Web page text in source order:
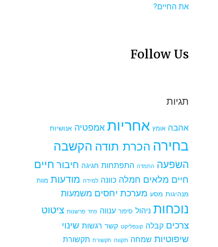
את החיים?
Follow Us
תגיות
אהבה אומץ אחריות אמפטיה אנושיות
בחירה הכרת תודה הקשבה
השפעה התמדה התפתחות חגיגה חיבור חיים
חיים מלאים חמלה כוונה למידה מודעות מוות
מנהיגות מסע מערכת יחסים משמעות
נוכחות ניהול סיפור ענווה פחד פרשנות ציטוט
צרכים קבלה קונפליקט קשר רגשות שינוי
שיפוטיות שמחה תקווה תקשורת תקשורת